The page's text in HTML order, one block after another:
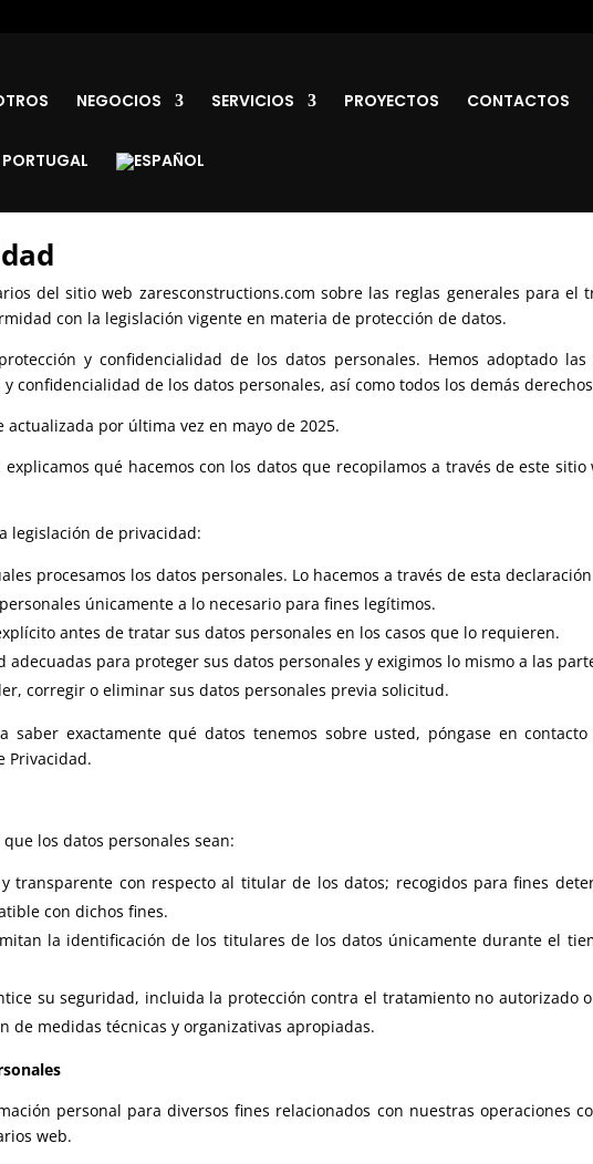
NEGOCIOS SERVICIOS PROYECTOS CONTACTOS
del sitio web zaresconstructions.com sobre las reglas generales para el
con la legislación vigente en materia de protección de datos.
y confidencialidad de los datos personales. Hemos adoptado
confidencialidad de los datos personales, así como todos los demás
por última vez en mayo de 2025.
qué hacemos con los datos que recopilamos a través de este
legislación de privacidad:
procesamos los datos personales. Lo hacemos a través de esta
únicamente a lo necesario para fines legítimos.
antes de tratar sus datos personales en los casos que lo requieren.
adecuadas para proteger sus datos personales y exigimos lo mismo a las
corregir o eliminar sus datos personales previa solicitud.
saber exactamente qué datos tenemos sobre usted, póngase en
Privacidad.
los datos personales sean:
transparente con respecto al titular de los datos; recogidos para fines
con dichos fines.
la identificación de los titulares de los datos únicamente durante el
su seguridad, incluida la protección contra el tratamiento no autorizado
de medidas técnicas y organizativas apropiadas.
personal para diversos fines relacionados con nuestras operaciones
web.